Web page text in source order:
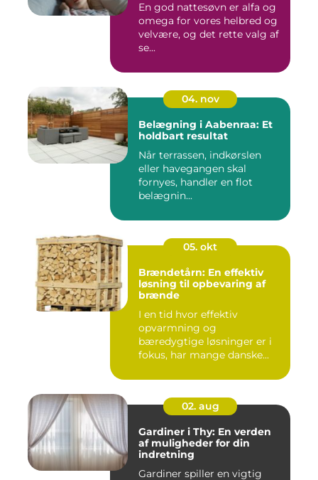
En god nattesøvn er alfa og
omega for vores helbred og
velvære, og det rette valg af
se...
04. nov
Belægning i Aabenraa: Et
holdbart resultat
Når terrassen, indkørslen
eller havegangen skal
fornyes, handler en flot
belægnin...
05. okt
Brændetårn: En effektiv
løsning til opbevaring af
brænde
I en tid hvor effektiv
opvarmning og
bæredygtige løsninger er i
fokus, har mange danske...
02. aug
Gardiner i Thy: En verden
af muligheder for din
indretning
Gardiner spiller en vigtig